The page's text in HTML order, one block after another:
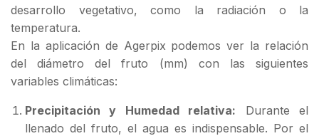
desarrollo vegetativo, como la radiación o la
temperatura.
En la aplicación de Agerpix podemos ver la relación
del diámetro del fruto (mm) con las siguientes
variables climáticas:
Precipitación y Humedad relativa: Durante el
llenado del fruto, el agua es indispensable. Por el